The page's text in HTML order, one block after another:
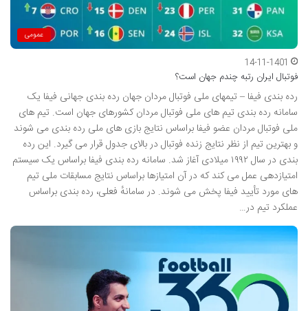
عمومی
14-11-1401
فوتبال ایران رتبه چندم جهان است؟
رده بندی فیفا – تیمهای ملی فوتبال مردان جهان رده بندی جهانی فیفا یک
سامانه رده بندی تیم های ملی فوتبال مردان کشورهای جهان است. تیم های
ملی فوتبال مردان عضو فیفا براساس نتایج بازی های ملی رده بندی می شوند
و بهترین تیم از نظر نتایج زنده فوتبال در بالای جدول قرار می گیرد. این رده
بندی در سال ۱۹۹۲ میلادی آغاز شد. سامانه رده بندی فیفا براساس یک سیستم
امتیازدهی عمل می کند که در آن امتیازها براساس نتایج مسابقات ملی تیم
های مورد تأیید فیفا پخش می شوند. در سامانهٔ فعلی، رده بندی براساس
عملکرد تیم در…